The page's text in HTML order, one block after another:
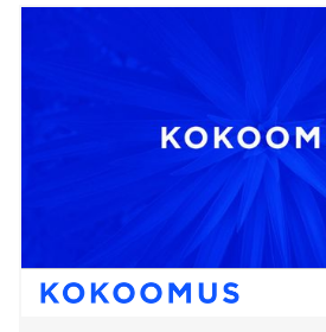
keskustakirjasto Oodiin ja Kallion
pisteet, jotka on pyhitetty